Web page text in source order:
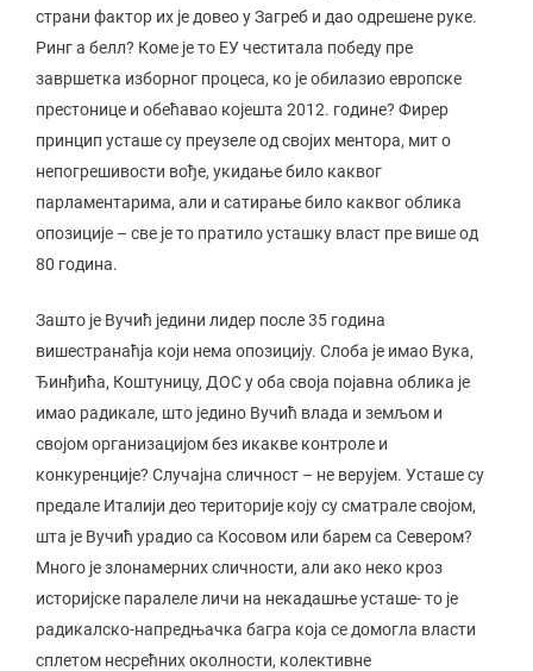
страни фактор их је довео у Загреб и дао одрешене руке.
Ринг а белл? Коме је то ЕУ честитала победу пре
завршетка изборног процеса, ко је обилазио европске
престонице и обећавао којешта 2012. године? Фирер
принцип усташе су преузеле од својих ментора, мит о
непогрешивости вође, укидање било каквог
парламентарима, али и сатирање било каквог облика
опозиције – све је то пратило усташку власт пре више од
80 година.
Зашто је Вучић једини лидер после 35 година
вишестранаћја који нема опозицију. Слоба је имао Вука,
Ђинђића, Коштуницу, ДОС у оба своја појавна облика је
имао радикале, што једино Вучић влада и земљом и
својом организацијом без икакве контроле и
конкуренције? Случајна сличност – не верујем. Усташе су
предале Италији део територије коју су сматрале својом,
шта је Вучић урадио са Косовом или барем са Севером?
Много је злонамерних сличности, али ако неко кроз
историјске паралеле личи на некадашње усташе- то је
радикалско-напредњачка багра која се домогла власти
сплетом несрећних околности, колективне